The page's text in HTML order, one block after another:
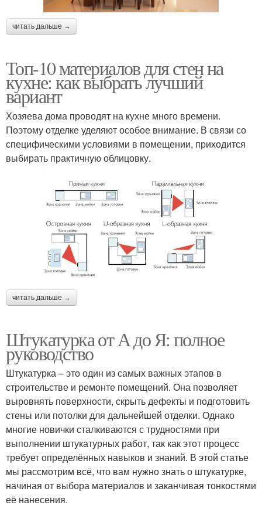
читать дальше →
Топ-10 материалов для стен на
кухне: как выбрать лучший
вариант
Хозяева дома проводят на кухне много времени.
Поэтому отделке уделяют особое внимание. В связи со
специфическими условиями в помещении, приходится
выбирать практичную облицовку.
читать дальше →
Штукатурка от А до Я: полное
руководство
Штукатурка – это один из самых важных этапов в
строительстве и ремонте помещений. Она позволяет
выровнять поверхности, скрыть дефекты и подготовить
стены или потолки для дальнейшей отделки. Однако
многие новички сталкиваются с трудностями при
выполнении штукатурных работ, так как этот процесс
требует определённых навыков и знаний. В этой статье
мы рассмотрим всё, что вам нужно знать о штукатурке,
начиная от выбора материалов и заканчивая тонкостями
её нанесения.